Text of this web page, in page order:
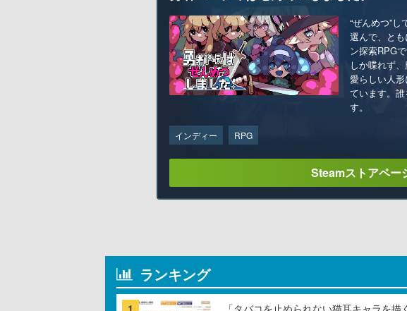
“ぜんめつ”
選んで、と
ン探索RPG
しか喋れず
愛らしい人
ています。
す。
インディー RPG
Steamストアペー
ランキング